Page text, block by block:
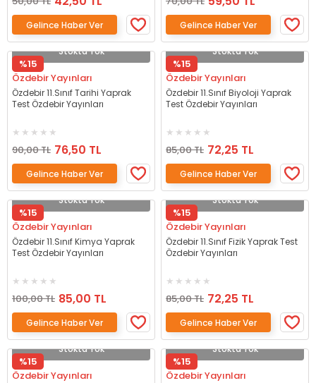
Gelince Haber Ver Gelince Haber Ver
Stokta Yok
%15
Özdebir Yayınları
Özdebir 11.Sınıf Tarihi Yaprak
Test Özdebir Yayınları
90,00 TL 76,50 TL
Gelince Haber Ver
Stokta Yok
%15
Özdebir Yayınları
Özdebir 11.Sınıf Biyoloji Yaprak
Test Özdebir Yayınları
85,00 TL 72,25 TL
Gelince Haber Ver
Stokta Yok
%15
Özdebir Yayınları
Özdebir 11.Sınıf Kimya Yaprak
Test Özdebir Yayınları
100,00 TL 85,00 TL
Gelince Haber Ver
Stokta Yok
%15
Özdebir Yayınları
Özdebir 11.Sınıf Fizik Yaprak Test
Özdebir Yayınları
85,00 TL 72,25 TL
Gelince Haber Ver
Stokta Yok
%15
Özdebir Yayınları
Stokta Yok
%15
Özdebir Yayınları